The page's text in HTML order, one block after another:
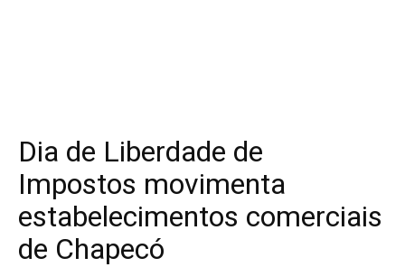
Dia de Liberdade de
Impostos movimenta
estabelecimentos comerciais
de Chapecó